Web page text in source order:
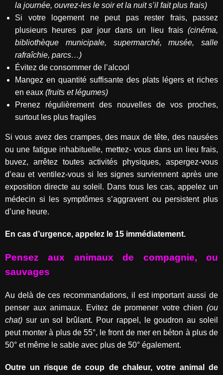
la journée, ouvrez-les le soir et la nuit s’il fait plus frais)
Si votre logement ne peut pas rester frais, passez
plusieurs heures par jour dans un lieu frais (cinéma,
bibliothèque municipale, supermarché, musée, salle
rafraîchie, parcs…)
Évitez de consommer de l’alcool
Mangez en quantité suffisante des plats légers et riches
en eaux (fruits et légumes)
Prenez régulièrement des nouvelles de vos proches,
surtout les plus fragiles
Si vous avez des crampes, des maux de tête, des nausées
ou une fatigue inhabituelle, mettez- vous dans un lieu frais,
buvez, arrêtez toutes activités physiques, aspergez-vous
d’eau et ventilez-vous si les signes surviennent après une
exposition directe au soleil. Dans tous les cas, appelez un
médecin si les symptômes s’aggravent ou persistent plus
d’une heure.
En cas d’urgence, appelez le 15 immédiatement.
Pensez aux animaux de compagnie, ou
sauvages
Au delà de ces recommandations, il est important aussi de
penser aux animaux. Evitez de promener votre chien (ou
chat) sur un sol brûlant. Pour rappel, le goudron au soleil
peut monter à plus de 55°, le front de mer en béton à plus de
50° et même le sable avec plus de 50° également.
Outre un risque de coup de chaleur, votre animal de